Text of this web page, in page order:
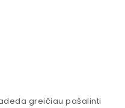
greičiau pašalinti